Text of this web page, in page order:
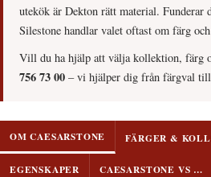
utekök är Dekton rätt material. Funderar
Silestone handlar valet oftast om färg
Vill du ha hjälp att välja kollektion, färg
756 73 00 – vi hjälper dig från färgval
OM CAESARSTONE FÄRGER &
EGENSKAPER CAESARSTONE VS …